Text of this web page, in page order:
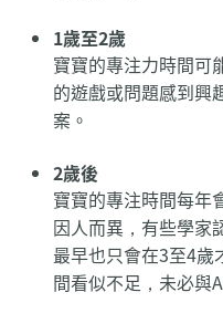
1歲至2歲
寶寶的專注力時間可
的遊戲或問題感到興
案。
2歲後
寶寶的專注時間每年
因人而異，有些學家
最早也只會在3至4歲
間看似不足，未必與